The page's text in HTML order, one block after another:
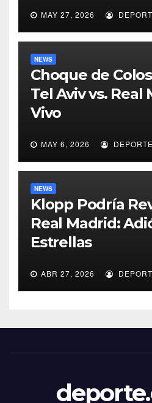
MAY 27, 2026
NEWS
Choque de
Tel Aviv vs. Real
Vivo
MAY 6, 2026
NEWS
Klopp Podría
Real Madrid:
Estrellas
ABR 27, 2026